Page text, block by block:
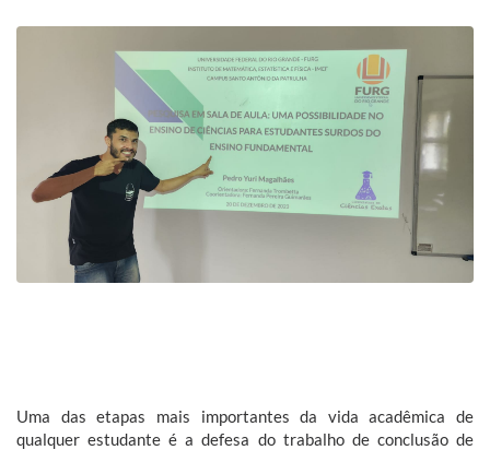
Uma das etapas mais importantes da vida acadêmica de
qualquer estudante é a defesa do trabalho de conclusão de